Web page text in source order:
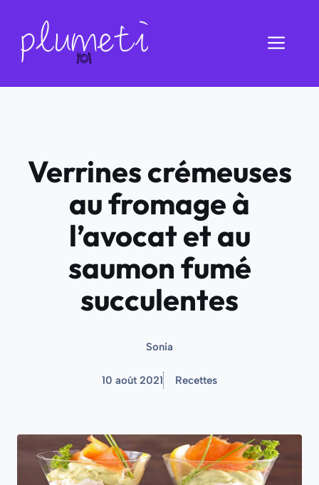
contenu
Verrines crémeuses
au fromage à
l’avocat et au
saumon fumé
succulentes
Sonia
10 août 2021 Recettes